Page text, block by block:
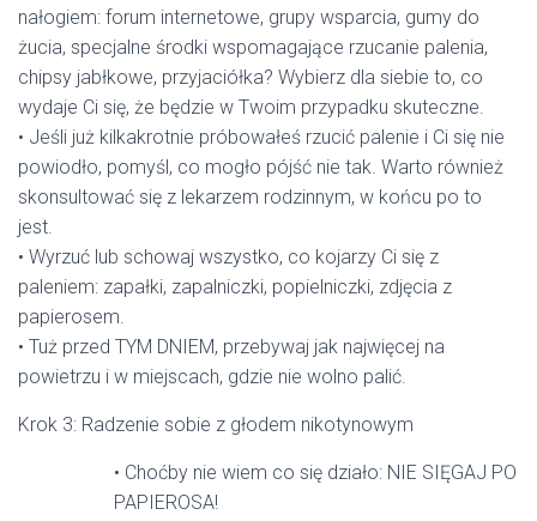
nałogiem: forum internetowe, grupy wsparcia, gumy do
żucia, specjalne środki wspomagające rzucanie palenia,
chipsy jabłkowe, przyjaciółka? Wybierz dla siebie to, co
wydaje Ci się, że będzie w Twoim przypadku skuteczne.
• Jeśli już kilkakrotnie próbowałeś rzucić palenie i Ci się nie
powiodło, pomyśl, co mogło pójść nie tak. Warto również
skonsultować się z lekarzem rodzinnym, w końcu po to
jest.
• Wyrzuć lub schowaj wszystko, co kojarzy Ci się z
paleniem: zapałki, zapalniczki, popielniczki, zdjęcia z
papierosem.
• Tuż przed TYM DNIEM, przebywaj jak najwięcej na
powietrzu i w miejscach, gdzie nie wolno palić.
Krok 3: Radzenie sobie z głodem nikotynowym
• Choćby nie wiem co się działo: NIE SIĘGAJ PO
PAPIEROSA!